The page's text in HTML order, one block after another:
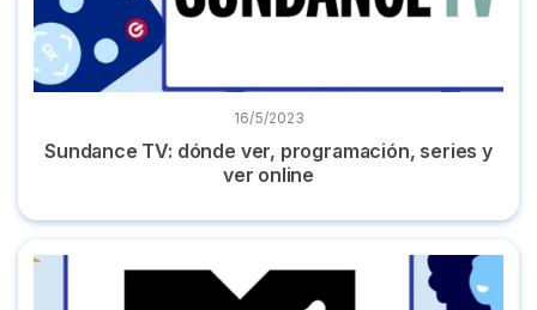
16/5/2023
Sundance TV: dónde ver, programación, series y
ver online
MTV España: dónde ver, programación, online y en directo